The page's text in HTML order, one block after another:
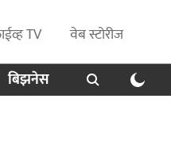
TV
वेब स्टोरीज
बिझनेस